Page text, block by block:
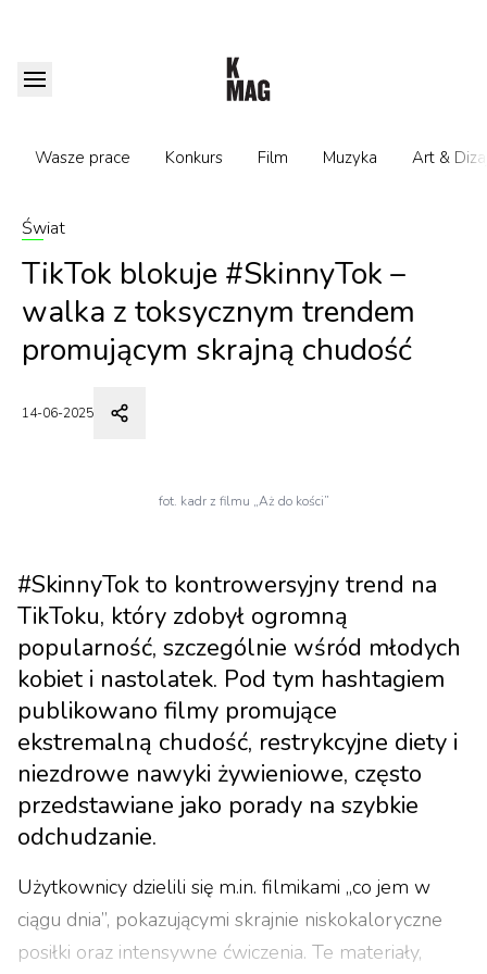
Wasze prace Konkurs Film Muzyka Art &
Świat
TikTok blokuje #SkinnyTok –
walka z toksycznym trendem
promującym skrajną chudość
14-06-2025
fot. kadr z filmu „Aż do kości”
#SkinnyTok to kontrowersyjny trend na
TikToku, który zdobył ogromną
popularność, szczególnie wśród młodych
kobiet i nastolatek. Pod tym hashtagiem
publikowano filmy promujące
ekstremalną chudość, restrykcyjne diety i
niezdrowe nawyki żywieniowe, często
przedstawiane jako porady na szybkie
odchudzanie.
Użytkownicy dzielili się m.in. filmikami „co jem w
ciągu dnia”, pokazującymi skrajnie niskokaloryczne
posiłki oraz intensywne ćwiczenia. Te materiały,